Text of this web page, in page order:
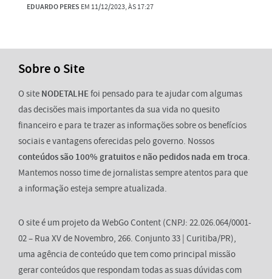
EDUARDO PERES EM 11/12/2023, ÀS 17:27
Sobre o Site
O site NODETALHEfoi pensado para te ajudar com algumas
das decisões mais importantes da sua vida no quesito
financeiro e para te trazer as informações sobre os benefícios
sociais e vantagens oferecidas pelo governo. Nossos
conteúdos são 100% gratuitose não pedidos nada em troca.
Mantemos nosso time de jornalistas sempre atentos para que
a informação esteja sempre atualizada.
O site é um projeto da WebGo Content (CNPJ: 22.026.064/0001-
02 – Rua XV de Novembro, 266. Conjunto 33 | Curitiba/PR),
uma agência de conteúdo que tem como principal missão
gerar conteúdos que respondam todas as suas dúvidas com